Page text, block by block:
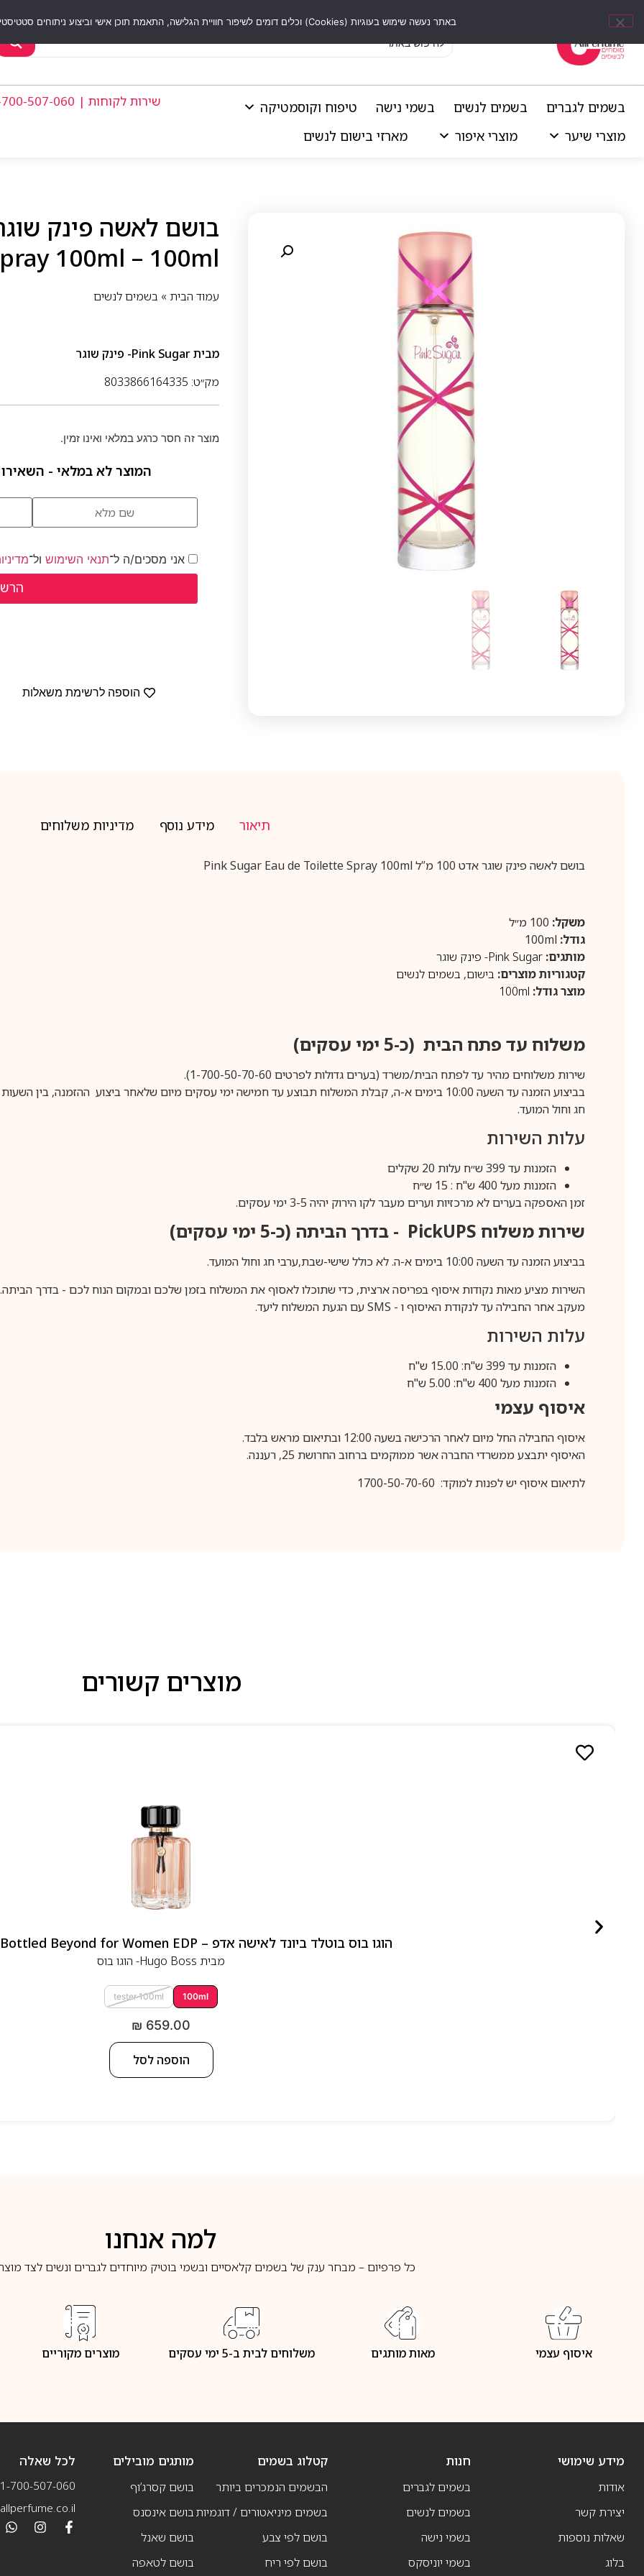
בשמים לגברים בשמים לנשים בשמי נישה
טיפוח וקוסמטיקה
מוצרי שיער
מוצרי איפור מארזי בישום לנשים
שירות לקוחות | 1-700-507-060
100ml – 100ml
עמוד הבית » בשמים לנשים
מביתPink Sugar- פינק שוגר
מק״ט: 8033866164335
מוצר זה חסר כרגע במלאי ואינו זמין.
המוצר לא במלאי - השאירו
אני מסכים/ה ל־תנאי השימוש ול־
הוספה לרשימת משאלות
תיאור מידע נוסף מדיניות משלוחים
בושם לאשה פינק שוגר אדט 100 מ”ל Pink Sugar Eau de Toilette Spray 100ml
משקל:
גודל:
מותגים: Pink Sugar- פינק שוגר
קטגוריות מוצרים: בישום, בשמים לנשים
מוצר גודל: 100ml
משלוח עד פתח הבית (כ-5 ימי עסקים)
שירות משלוחים מהיר עד לפתח הבית/משרד (בערים גדולות לפרטים 1-700-50-70-60).
חג וחול המועד.
עלות השירות
הזמנות עד 399 ש״ח עלות 20 שקלים
הזמנות מעל 400 ש"ח : 15 ש״ח
זמן האספקה בערים לא מרכזיות וערים מעבר לקו הירוק יהיה 3-5 ימי עסקים.
שירות משלוח PickUPS - בדרך הביתה (כ-5 ימי עסקים)
בביצוע הזמנה עד השעה 10:00 בימים א-ה. לא כולל שישי-שבת,ערבי חג וחול המועד.
השירות מציע מאות נקודות איסוף בפריסה ארצית, כדי שתוכלו לאסוף את המשלוח בזמן שלכם ובמקום הנוח לכם - בדרך הביתה.
מעקב אחר החבילה עד לנקודת האיסוף ו - SMSעם הגעת המשלוח ליעד.
עלות השירות
הזמנות עד 399 ש"ח: 15.00 ש"ח
הזמנות מעל 400 ש"ח: 5.00 ש"ח
איסוף עצמי
איסוף החבילה החל מיום לאחר הרכישה בשעה 12:00 ובתיאום מראש בלבד.
האיסוף יתבצע ממשרדי החברה אשר ממוקמים ברחוב החרושת 25, רעננה.
לתיאום איסוף יש לפנות למוקד: 1700-50-70-60
מוצרים קשורים
הוגו בוס בוטלד ביונד לאישה אדפ – Hugo Boss Bottled Beyond for Women EDP
מבית Hugo Boss- הוגו בוס
100ml
tester 100ml
₪ 659.00
הוספה לסל
למה אנחנו
כל פרפיום – מבחר ענק של בשמים קלאסיים ובשמי בוטיק מיוחדים לגברים ונשים לצד
איסוף עצמי מאות מותגים משלוחים לבית ב-5 ימי עסקים מוצרים מקוריים
מידע שימושי
אודות
יצירת קשר
שאלות נוספות
בלוג
חנות
בשמים לגברים
בשמים לנשים
בשמי נישה
בשמי יוניסקס
קטלוג בשמים
הבשמים הנמכרים ביותר
בשמים מיניאטורים / דוגמיות
בושם לפי צבע
בושם לפי ריח
מותגים מובילים
בושם קסרג’וף
בושם אינסנס
בושם שאנל
בושם לטאפה
לכל שאלה
1-700-507-060
באתר נעשה שימוש בעוגיות (Cookies) וכלים דומים לשיפור חוויית הגלישה, התאמת תוכן אישי וביצוע ניתוחים סטטיסטיים.